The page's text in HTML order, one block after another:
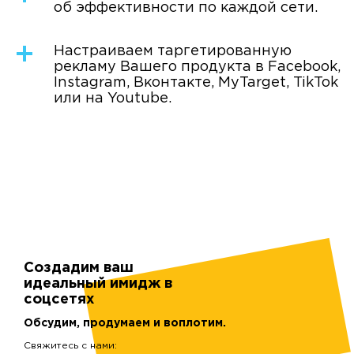
об эффективности по каждой сети.
Настраиваем таргетированную
рекламу Вашего продукта в Facebook,
Instagram, Вконтакте, MyTarget, TikTok
или на Youtube.
Создадим ваш
идеальный имидж в
соцсетях
Обсудим, продумаем и воплотим.
Свяжитесь с нами: